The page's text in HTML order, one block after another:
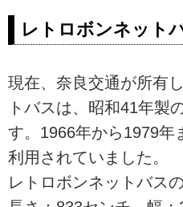
レトロボンネット
現在、奈良交通が所有
トバスは、昭和41年製
す。1966年から1979年
利用されていました。
レトロボンネットバス